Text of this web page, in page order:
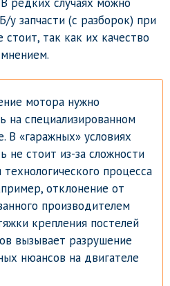
у запчасти (с разборок) при
так как их качество
мотора нужно
на специализированном
В «гаражных» условиях
не стоит из-за сложности
процесса
отклонение от
производителем
крепления постелей
вызывает разрушение
нюансов на двигателе